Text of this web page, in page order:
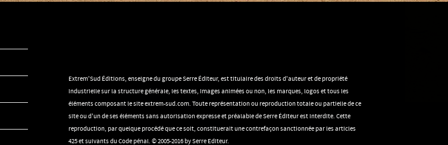
Extrem'Sud Éditions, enseigne du groupe Serre Éditeur, est titulaire des droits d'auteur et de propriété
industrielle sur la structure générale, les textes, images animées ou non, les marques, logos et tous les
éléments composant le site extrem-sud.com. Toute représentation ou reproduction totale ou partielle de ce
site ou d'un de ses éléments sans autorisation expresse et préalable de Serre Éditeur est interdite. Cette
reproduction, par quelque procédé que ce soit, constituerait une contrefaçon sanctionnée par les articles
425 et suivants du Code pénal. © 2005-2016 by Serre Editeur.